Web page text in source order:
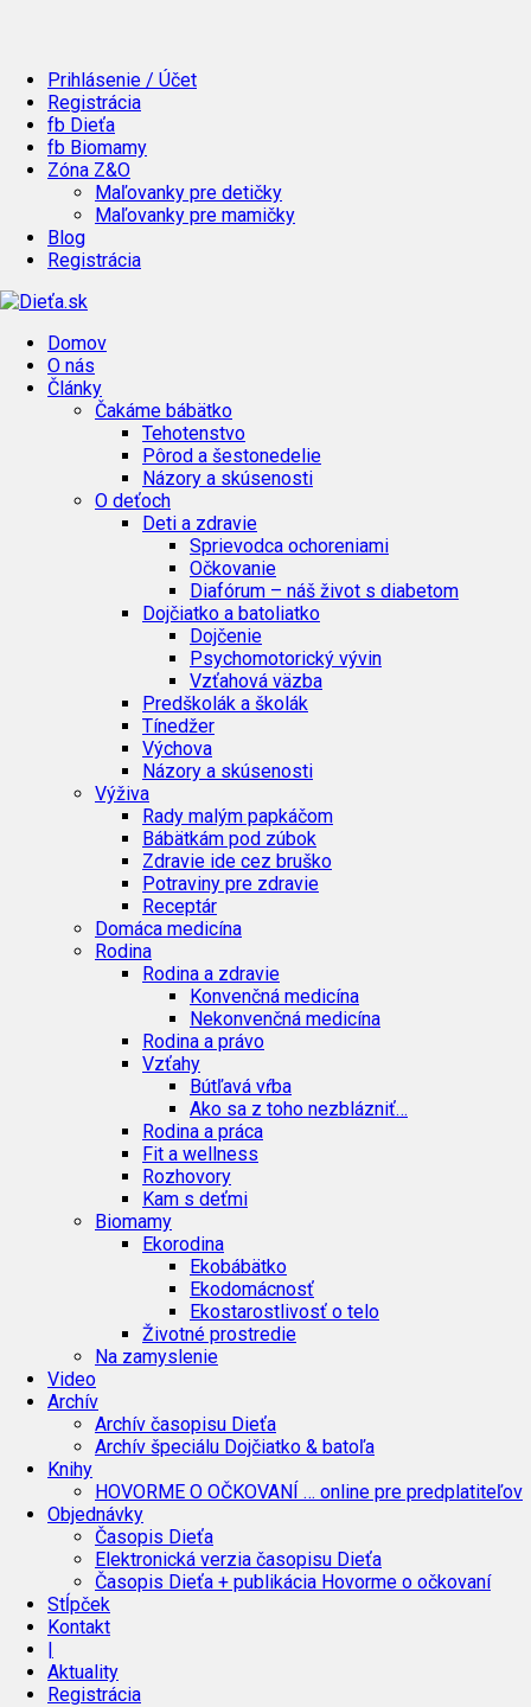
Prihlásenie / Účet
Registrácia
fb Dieťa
fb Biomamy
Zóna Z&O
Maľovanky pre detičky
Maľovanky pre mamičky
Blog
Registrácia
Domov
O nás
Články
Čakáme bábätko
Tehotenstvo
Pôrod a šestonedelie
Názory a skúsenosti
O deťoch
Deti a zdravie
Sprievodca ochoreniami
Očkovanie
Diafórum – náš život s diabetom
Dojčiatko a batoliatko
Dojčenie
Psychomotorický vývin
Vzťahová väzba
Predškolák a školák
Tínedžer
Výchova
Názory a skúsenosti
Výživa
Rady malým papkáčom
Bábätkám pod zúbok
Zdravie ide cez bruško
Potraviny pre zdravie
Receptár
Domáca medicína
Rodina
Rodina a zdravie
Konvenčná medicína
Nekonvenčná medicína
Rodina a právo
Vzťahy
Bútľavá vŕba
Ako sa z toho nezblázniť…
Rodina a práca
Fit a wellness
Rozhovory
Kam s deťmi
Biomamy
Ekorodina
Ekobábätko
Ekodomácnosť
Ekostarostlivosť o telo
Životné prostredie
Na zamyslenie
Video
Archív
Archív časopisu Dieťa
Archív špeciálu Dojčiatko & batoľa
Knihy
HOVORME O OČKOVANÍ … online pre predplatiteľov
Objednávky
Časopis Dieťa
Elektronická verzia časopisu Dieťa
Časopis Dieťa + publikácia Hovorme o očkovaní
Stĺpček
Kontakt
|
Aktuality
Registrácia